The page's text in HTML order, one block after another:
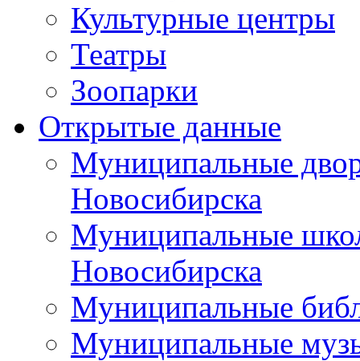
Культурные центры
Театры
Зоопарки
Открытые данные
Муниципальные
Новосибирска
Муниципальные
Новосибирска
Муниципальные
Муниципальные